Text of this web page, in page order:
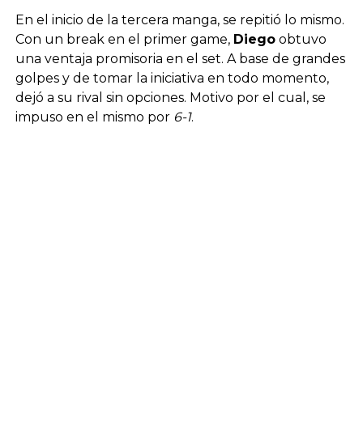
En el inicio de la tercera manga, se repitió lo mismo.
Con un break en el primer game, Diegoobtuvo
una ventaja promisoria en el set. A base de grandes
golpes y de tomar la iniciativa en todo momento,
dejó a su rival sin opciones. Motivo por el cual, se
impuso en el mismo por 6-1.